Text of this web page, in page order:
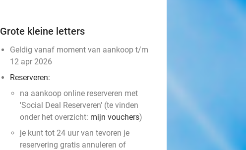
Grote kleine letters
Geldig vanaf moment van aankoop t/m
12 apr 2026
Reserveren:
na aankoop online reserveren met
'Social Deal Reserveren' (te vinden
onder het overzicht: mijn vouchers)
je kunt tot 24 uur van tevoren je
reservering gratis annuleren of